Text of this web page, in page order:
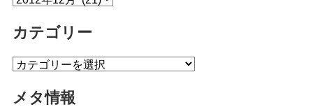
カ
ブ
カテゴリー
カ
ゴ
メタ情報